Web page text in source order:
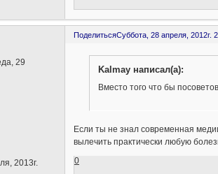
ПоделитьсяСуббота, 28 апреля, 2012г.
29
2013г.
Kalmay написал(а):
Вместо того что бы
Если ты не знал современная
вылечить практически любую
0